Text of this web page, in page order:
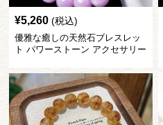
¥5,260 (税込)
優雅な癒しの天然石ブレスレッ
ト パワーストーン アクセサリー